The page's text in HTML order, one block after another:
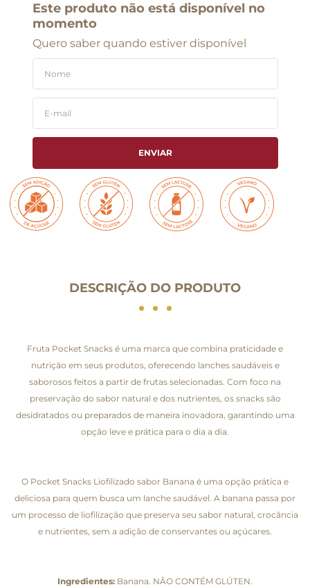
Este produto não está disponível no
momento
Quero saber quando estiver disponível
ENVIAR
DESCRIÇÃO DO PRODUTO
Fruta Pocket Snacks é uma marca que combina praticidade e
nutrição em seus produtos, oferecendo lanches saudáveis e
saborosos feitos a partir de frutas selecionadas. Com foco na
preservação do sabor natural e dos nutrientes, os snacks são
desidratados ou preparados de maneira inovadora, garantindo uma
opção leve e prática para o dia a dia.
O Pocket Snacks Liofilizado sabor Banana é uma opção prática e
deliciosa para quem busca um lanche saudável. A banana passa por
um processo de liofilização que preserva seu sabor natural, crocância
e nutrientes, sem a adição de conservantes ou açúcares.
Ingredientes: Banana. NÃO CONTÉM GLÚTEN.